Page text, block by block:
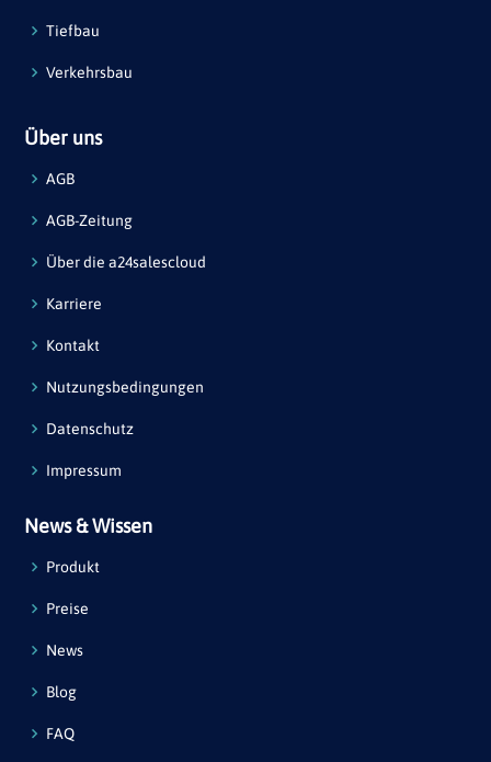
Tiefbau
Verkehrsbau
Über uns
AGB
AGB-Zeitung
Über die a24salescloud
Karriere
Kontakt
Nutzungsbedingungen
Datenschutz
Impressum
News & Wissen
Produkt
Preise
News
Blog
FAQ